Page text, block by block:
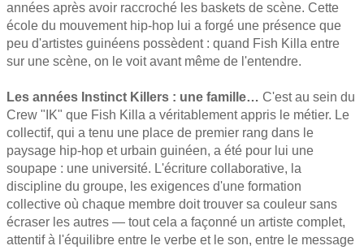
années après avoir raccroché les baskets de scène. Cette
école du mouvement hip-hop lui a forgé une présence que
peu d'artistes guinéens possèdent : quand Fish Killa entre
sur une scène, on le voit avant même de l'entendre.
Les années Instinct Killers : une famille… C'est au sein du
Crew "IK" que Fish Killa a véritablement appris le métier. Le
collectif, qui a tenu une place de premier rang dans le
paysage hip-hop et urbain guinéen, a été pour lui une
soupape : une université. L'écriture collaborative, la
discipline du groupe, les exigences d'une formation
collective où chaque membre doit trouver sa couleur sans
écraser les autres — tout cela a façonné un artiste complet,
attentif à l'équilibre entre le verbe et le son, entre le message